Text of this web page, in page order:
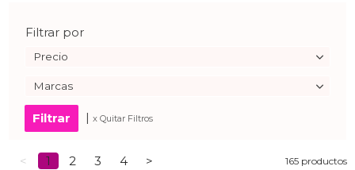
Filtrar por
Precio
Marcas
| x Quitar Filtros
< 1 2 3 4 > 165 productos